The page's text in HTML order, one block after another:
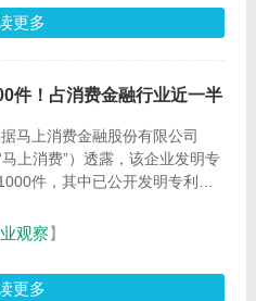
更多
件！占消费金融行业近一半
马上消费金融股份有限公司
马上消费”）透露，该企业发明专
件，其中已公开发明专利达
观察】
更多